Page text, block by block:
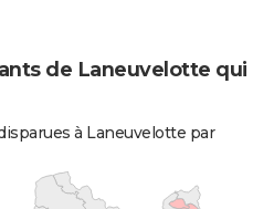
de Laneuvelotte qui
à Laneuvelotte par